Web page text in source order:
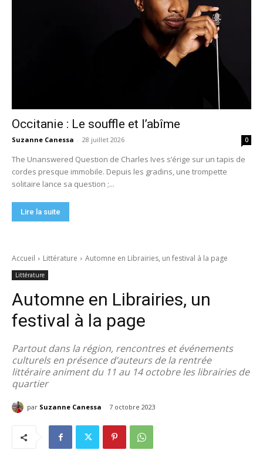
Occitanie : Le souffle et l’abîme
Suzanne Canessa - 28 juillet 2026 0
The Unanswered Question de Charles Ives s’érige sur un tapis de
cordes presque immobile. Depuis les gradins, une trompette
solitaire lance sa question ;...
Lire la suite